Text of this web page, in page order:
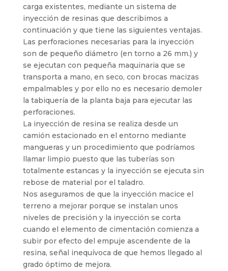
carga existentes, mediante un sistema de
inyección de resinas que describimos a
continuación y que tiene las siguientes ventajas.
Las perforaciones necesarias para la inyección
son de pequeño diámetro (en torno a 26 mm.) y
se ejecutan con pequeña maquinaria que se
transporta a mano, en seco, con brocas macizas
empalmables y por ello no es necesario demoler
la tabiquería de la planta baja para ejecutar las
perforaciones.
La inyección de resina se realiza desde un
camión estacionado en el entorno mediante
mangueras y un procedimiento que podríamos
llamar limpio puesto que las tuberías son
totalmente estancas y la inyección se ejecuta sin
rebose de material por el taladro.
Nos aseguramos de que la inyección macice el
terreno a mejorar porque se instalan unos
niveles de precisión y la inyección se corta
cuando el elemento de cimentación comienza a
subir por efecto del empuje ascendente de la
resina, señal inequívoca de que hemos llegado al
grado óptimo de mejora.